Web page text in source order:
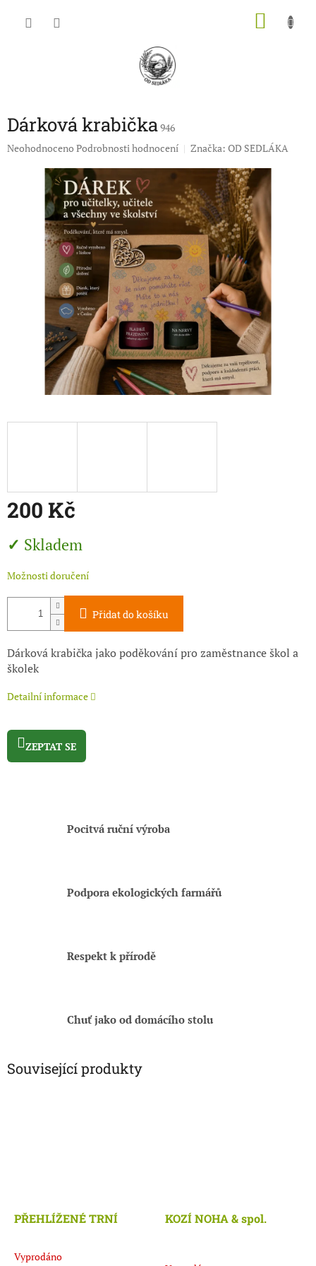
Dárková krabička946
Průměrné
produktu
hvězdiček.
Neohodnoceno Podrobnosti hodnocení Značka: OD SEDLÁKA
200 Kč
cena:Skladem
Možnosti doručení
Přidat do košíku
Dárková krabička jako poděkování pro zaměstnance škol a
školek
Detailní informace
ZEPTAT SE
Pocitvá ruční výroba
Podpora ekologických farmářů
Respekt k přírodě
Chuť jako od domácího stolu
Související produkty
PŘEHLÍŽENÉ TRNÍ
Průměrné
Vyprodáno
KOZÍ NOHA & spol.